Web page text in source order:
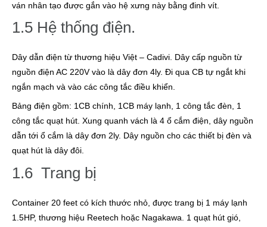
ván nhân tạo được gắn vào hệ xưng này bằng đinh vít.
1.5 Hệ thống điện.
Dây dẫn điện từ thương hiệu Việt – Cadivi. Dây cấp nguồn từ
nguồn điện AC 220V vào là dây đơn 4ly. Đi qua CB tự ngắt khi
ngắn mạch và vào các công tắc điều khiển.
Bảng điện gồm: 1CB chính, 1CB máy lạnh, 1 công tắc đèn, 1
công tắc quạt hút. Xung quanh vách là 4 ổ cắm điện, dây nguồn
dẫn tới ổ cắm là dây đơn 2ly. Dây nguồn cho các thiết bị đèn và
quạt hút là dây đôi.
1.6 Trang bị
Container 20 feet có kích thước nhỏ, được trang bị 1 máy lạnh
1.5HP, thương hiệu Reetech hoặc Nagakawa. 1 quạt hút gió,